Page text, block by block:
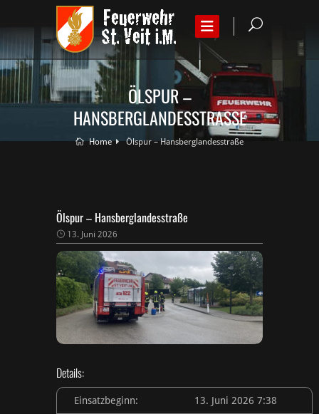
ÖLSPUR –
HANSBERGLANDESSTRASSE
Home Ölspur – Hansberglandesstraße
Ölspur – Hansberglandesstraße
13. Juni 2026
Details:
Einsatzbeginn: 13. Juni 2026 7:38